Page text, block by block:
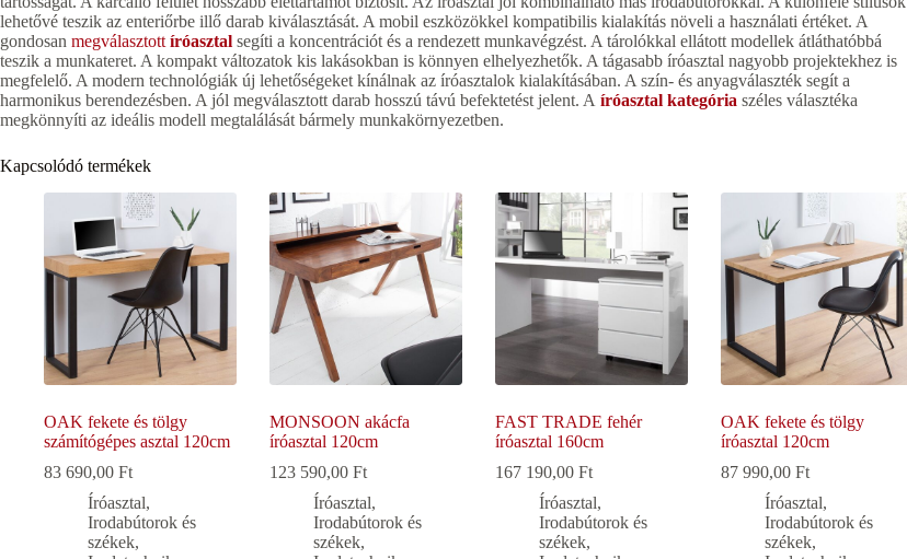
lehetővé teszik az enteriőrbe illő darab kiválasztását. A mobil eszközökkel kompatibilis kialakítás növeli a használati értéket. A
gondosan megválasztott íróasztal segíti a koncentrációt és a rendezett munkavégzést. A tárolókkal ellátott modellek átláthatóbbá
teszik a munkateret. A kompakt változatok kis lakásokban is könnyen elhelyezhetők. A tágasabb íróasztal nagyobb projektekhez is
megfelelő. A modern technológiák új lehetőségeket kínálnak az íróasztalok kialakításában. A szín- és anyagválaszték segít a
harmonikus berendezésben. A jól megválasztott darab hosszú távú befektetést jelent. A íróasztal kategória széles választéka
megkönnyíti az ideális modell megtalálását bármely munkakörnyezetben.
Kapcsolódó termékek
OAK fekete és tölgy
számítógépes asztal 120cm
83 690,00 Ft
Íróasztal,
Irodabútorok és
székek,
MONSOON akácfa
íróasztal 120cm
123 590,00Ft
Íróasztal,
Irodabútorok és
székek,
FAST TRADE fehér
íróasztal 160cm
167 190,00Ft
Íróasztal,
Irodabútorok és
székek,
OAK fekete és tölgy
íróasztal 120cm
87 990,00Ft
Íróasztal,
Irodabútorok és
székek,